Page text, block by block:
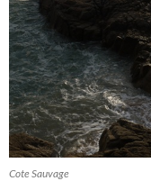
Cote Sauvage